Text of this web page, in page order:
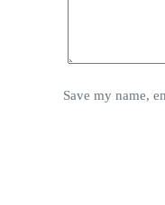
Save my name,